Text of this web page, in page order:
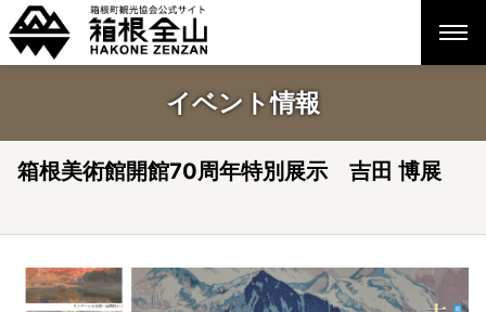
イベント情報
箱根美術館開館70周年特別展示 吉田 博展